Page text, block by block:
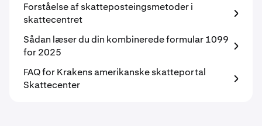
Forståelse af skatteposteingsmetoder i
skattecentret
Sådan læser du din kombinerede formular 1099
for 2025
FAQ for Krakens amerikanske skatteportal
Skattecenter